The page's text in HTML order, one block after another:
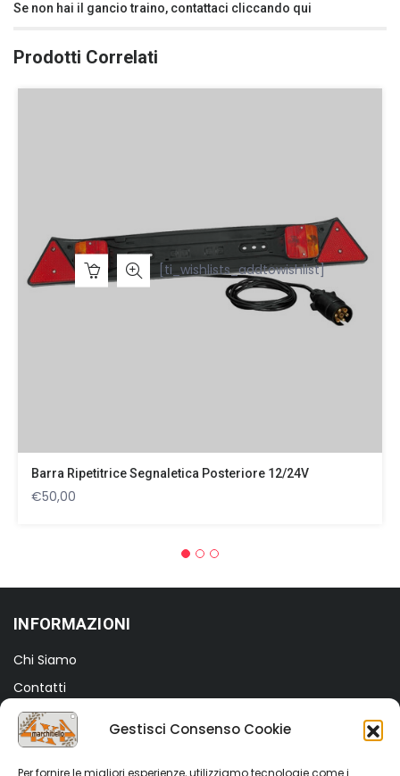
Gestisci Consenso Cookie
Per fornire le migliori esperienze, utilizziamo tecnologie come i
Se non hai il gancio traino, contattaci cliccando qui
Prodotti Correlati
[ti_wishlists_addtowishlist]
Barra Ripetitrice Segnaletica Posteriore 12/24V
€50,00
INFORMAZIONI
Chi Siamo
Contatti
Termini e Condizioni
Privacy Policy
Cookie Policy (UE)